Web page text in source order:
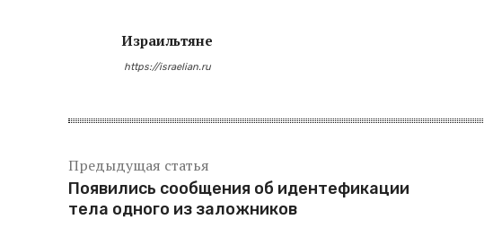
Израильтяне
https://israelian.ru
Предыдущая статья
Появились сообщения об идентефикации
тела одного из заложников